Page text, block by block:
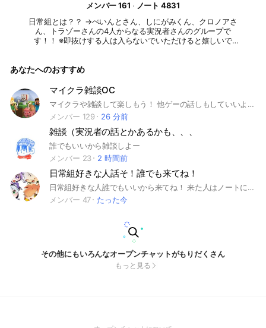
メンバー 161
ノート 4831
日常組とは？？ →ぺいんとさん、しにがみくん、クロノアさ
ん、トラゾーさんの4人からなる実況者さんのグループで
す！！ ※即抜けする人は入らないでいただけると嬉しいで
確認お願いします🙇 アイコンは、無断使用などにあたるもの
あなたへのおすすめ
マイクラ雑談OC
マイクラや雑談して楽しもう！ 他ゲーの話しもしていいよ！ 大事なノート確認お願い〜 宣伝はノートに 他のところより雑談多めだぜ 個性豊かな人などが沢山居るので 趣味が合う事間違い無し！ ライブトークはあまりしません タグ #マイクラ #マインクラフト#Minecraft #Switch #ゲーム #マルチプレイ #Java #統合版 #スマホ #PS4 #PS5 #PC #MOD #アドオン #雑談 #3DS #サバイバル #クリエイティブ #アドベンチャー #建築 #OC #Minecraftの会 #ゲーム #レルムズ #サーバー #1周年 #1.20 #原神 #あああああ #地下労働 #エンジョイ勢 #みょん #街づくり #2周年 #3周年
メンバー 129
26 分前
雑談（実況者の話とかあるかも、、、
誰でもいいから雑談しよー
メンバー 23
2 時間前
日常組好きな人話そ！誰でも来てね！
日常組好きな人誰でもいいから来てね！ 来た人はノートに自分の自己紹介を描いてね！ 大事なノートを見てからトークに参加してね！ 日常組のこと以外でも雑談、相談、自分のしたことを報告したり、自分の描いた絵、したいことをしたらいいよ！ 荒らしなし 即抜けなし なりすましなし #日常組 #イラスト #雑談 #相談 #マイクラ実況者 #よろしくね
メンバー 47
たった今
その他にもいろんなオープンチャットがもりだくさん
もっと見る